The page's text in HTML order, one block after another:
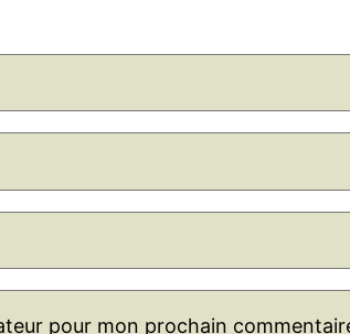
pour mon prochain